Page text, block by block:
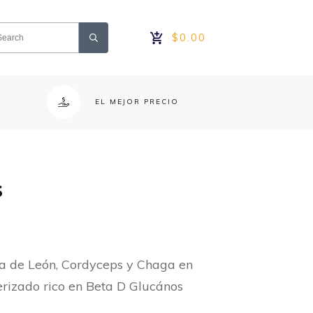
$0.00
EL MEJOR PRECIO
de León, Cordyceps y Chaga en
rico en Beta D Glucános